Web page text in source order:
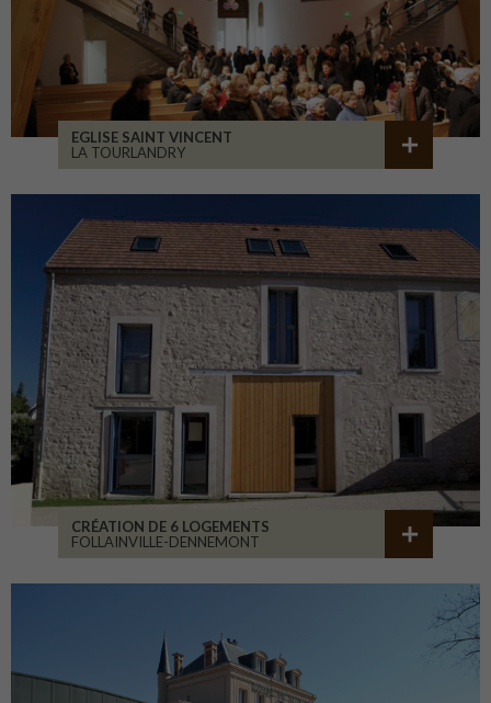
EGLISE SAINT VINCENT
LA TOURLANDRY
CRÉATION DE 6 LOGEMENTS
FOLLAINVILLE-DENNEMONT